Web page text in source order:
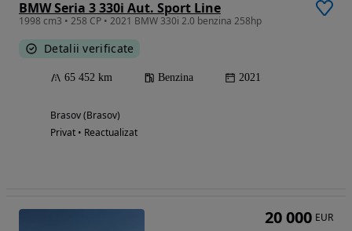
BMW Seria 3 330i Aut. Sport Line
1998 cm3 • 258 CP • 2021 BMW 330i 2.0 benzina 258hp
Detalii verificate
65 452 km Benzina 2021
Brasov (Brasov)
Privat • Reactualizat
20 000 EUR